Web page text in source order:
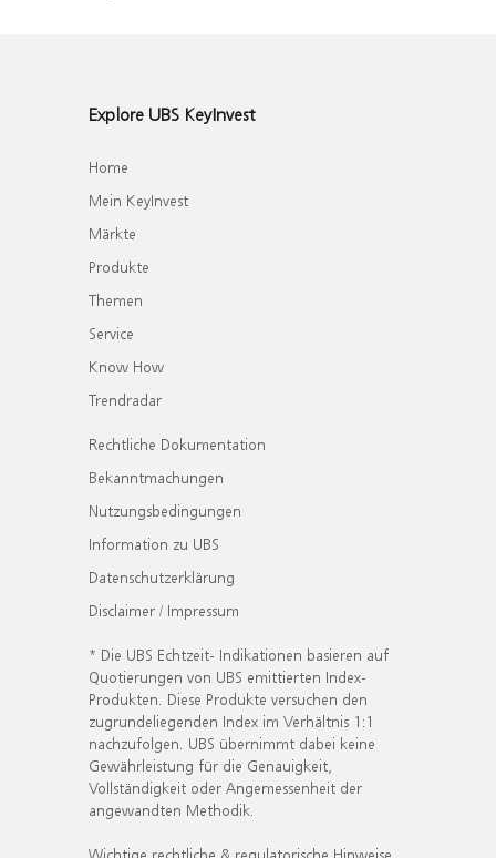
Explore UBS KeyInvest
Home
Mein KeyInvest
Märkte
Produkte
Themen
Service
Know How
Trendradar
Rechtliche Dokumentation
Bekanntmachungen
Nutzungsbedingungen
Information zu UBS
Datenschutzerklärung
Disclaimer / Impressum
* Die UBS Echtzeit- Indikationen basieren auf
Quotierungen von UBS emittierten Index-
Produkten. Diese Produkte versuchen den
zugrundeliegenden Index im Verhältnis 1:1
nachzufolgen. UBS übernimmt dabei keine
Gewährleistung für die Genauigkeit,
Vollständigkeit oder Angemessenheit der
angewandten Methodik.